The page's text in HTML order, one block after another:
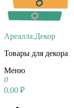
Ареалла.Декор
Товары для декора
Меню
0
0,00 ₽